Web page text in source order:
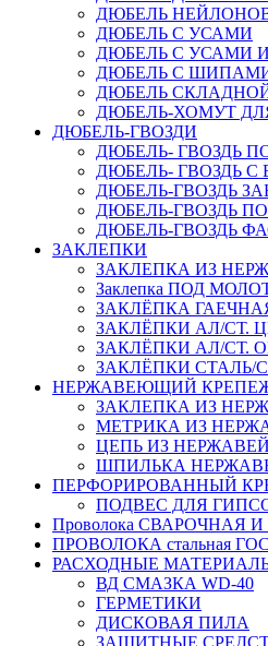
ДЮБЕЛЬ
ДЮБЕЛЬ С УСАМИ
ДЮБЕЛЬ С УСАМИ
ДЮБЕЛЬ С
ДЮБЕЛЬ
ДЮБЕЛЬ-ХОМУТ
ДЮБЕЛЬ-ГВОЗДИ
ДЮБЕЛЬ- ГВОЗДЬ
ДЮБЕЛЬ- ГВОЗДЬ С
ДЮБЕЛЬ-ГВОЗДЬ
ДЮБЕЛЬ-ГВОЗДЬ
ДЮБЕЛЬ-ГВОЗДЬ
ЗАКЛЕПКИ
ЗАКЛЕПКА ИЗ
Заклепка ПОД
ЗАКЛЁПКА
ЗАКЛЁПКИ АЛ/СТ.
ЗАКЛЁПКИ АЛ/СТ.
ЗАКЛЁПКИ СТАЛЬ/
НЕРЖАВЕЮЩИЙ
ЗАКЛЕПКА ИЗ
МЕТРИКА ИЗ
ЦЕПЬ ИЗ
ШПИЛЬКА
ПЕРФОРИРОВАННЫЙ
ПОДВЕС ДЛЯ
Проволока СВАРОЧНАЯ И
ПРОВОЛОКА стальная
РАСХОДНЫЕ
ВД СМАЗКА WD-40
ГЕРМЕТИКИ
ДИСКОВАЯ ПИЛА
ЗАЩИТНЫЕ